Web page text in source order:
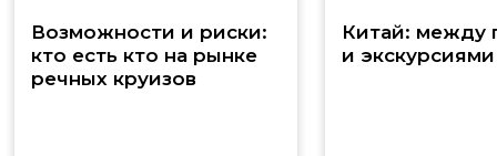
Возможности и риски:
кто есть кто на рынке
речных круизов
Китай: между
и экскурсиями